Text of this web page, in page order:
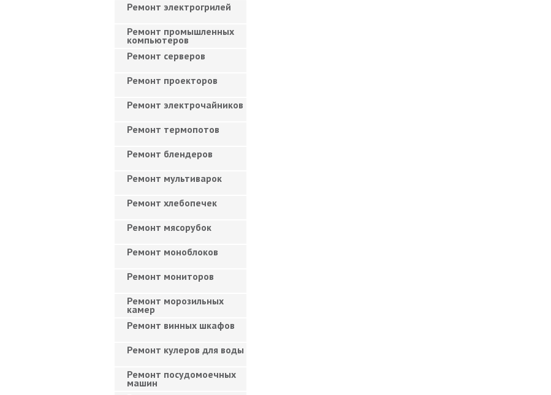
Ремонт электрогрилей
Ремонт промышленных
компьютеров
Ремонт серверов
Ремонт проекторов
Ремонт электрочайников
Ремонт термопотов
Ремонт блендеров
Ремонт мультиварок
Ремонт хлебопечек
Ремонт мясорубок
Ремонт моноблоков
Ремонт мониторов
Ремонт морозильных
камер
Ремонт винных шкафов
Ремонт кулеров для воды
Ремонт посудомоечных
машин